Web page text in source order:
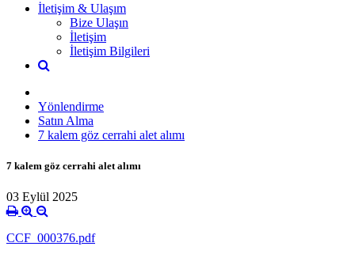
İletişim & Ulaşım
Bize Ulaşın
İletişim
İletişim Bilgileri
Yönlendirme
Satın Alma
7 kalem göz cerrahi alet alımı
7 kalem göz cerrahi alet alımı
03 Eylül 2025
CCF_000376.pdf